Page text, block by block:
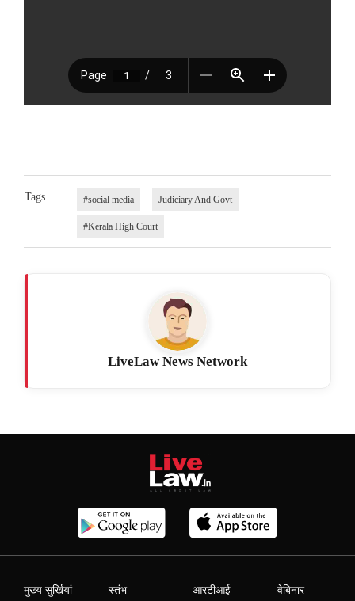
Tags #social media Judiciary And Govt
#Kerala High Court
LiveLaw News Network
मुख्य सुर्खियां स्तंभ आरटीआई वेबिनार